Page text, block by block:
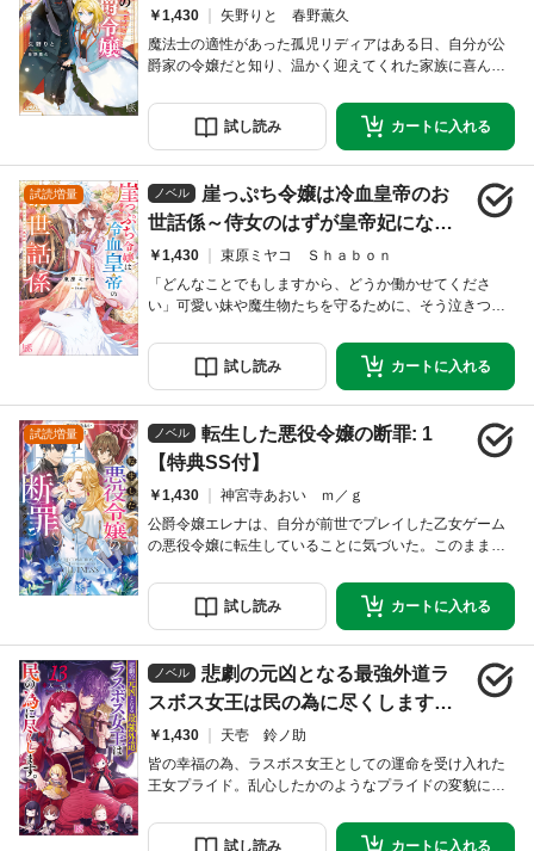
【特典SS付】
￥1,430
矢野りと 春野薫久
魔法士の適性があった孤児リディアはある日、自分が公
爵家の令嬢だと知り、温かく迎えてくれた家族に喜んだ
されている義妹・シャロンの横で、いつまで経っても客
人のままの自分に苦しむことに。そこでリディアは、家
を出て魔法士として生きることを決意！ ところが、恋
約者を押し付けられそうになってしまって!? さらに
試し読み カートに入れる
試読増量 ノベル
崖っぷち令嬢は冷血皇帝のお
世話係～侍女のはずが皇帝妃になる
みたいです～【特典SS付】
￥1,430
束原ミヤコ Ｓｈａｂｏｎ
「どんなことでもしますから、どうか働かせてくださ
い」可愛い妹や魔生物たちを守るために、そう泣きつい
女が手に入れた仕事は、冷血皇帝と巷で噂されているレ
イシールド陛下のお世話係だった。気難しく人を傍に置
きたがらない冷酷な彼の歴代の侍女は、一人残らず泣き
いたけれど……。レイシールドは噂とは違って、ティデ
ィ
試し読み カートに入れる
試読増量 ノベル
転生した悪役令嬢の断罪: 1
【特典SS付】
￥1,430
神宮寺あおい ｍ／ｇ
公爵令嬢エレナは、自分が前世でプレイした乙女ゲーム
の悪役令嬢に転生していることに気づいた。このままい
た死刑。なのに、浮気をした王太子と多くの貴族子息に
言い寄り他人の婚約者を奪ったヒロインはなぜお咎めな
しなのか――。エレナは決意する。悪事を働いた者が報
差し上げましょう！ 悲惨な未来を回避するべく護衛騎
試し読み カートに入れる
ノベル
悲劇の元凶となる最強外道ラ
スボス女王は民の為に尽くします。:
13【特典SS付】
￥1,430
天壱 鈴ノ助
皆の幸福の為、ラスボス女王としての運命を受け入れた
王女プライド。乱心したかのようなプライドの変貌にラ
奪還に向け動き始める。国外に逃されたティアラもま
試し読み カートに入れる